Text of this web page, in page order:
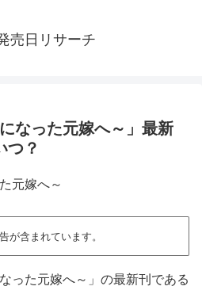
売日リサーチ
なった元嫁へ～」最新
つ？
が含まれています。
った元嫁へ～」の最新刊である